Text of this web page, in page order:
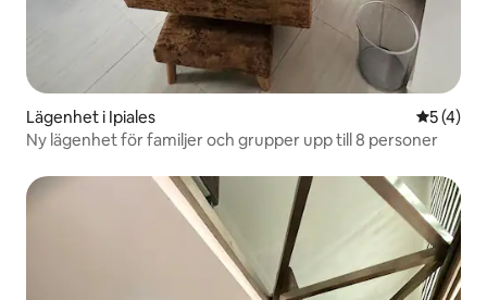
Lägenhet i Ipiales 5 av 5 i
5 (4)
Ny lägenhet för familjer och grupper upp till 8 personer